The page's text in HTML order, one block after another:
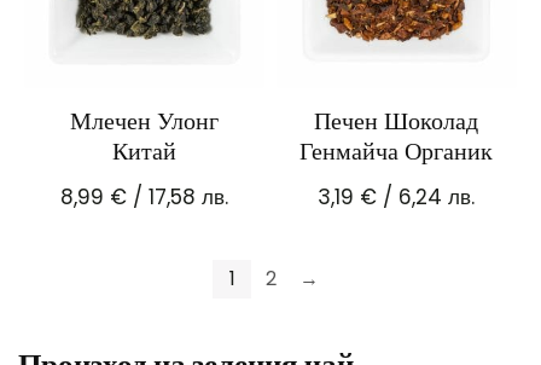
Млечен Улонг
Китай
8,99 €/ 17,58 лв.
Печен Шоколад
Генмайча Органик
3,19 € / 6,24 лв.
1 2 →